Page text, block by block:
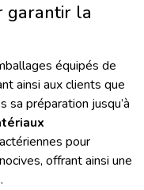
garantir la
équipés de
ainsi aux clients que
sa préparation jusqu’à
pour
offrant ainsi une